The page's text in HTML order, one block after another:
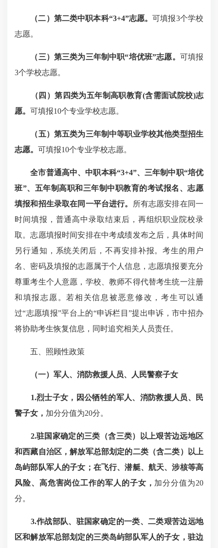
（二）第二类中职本科“3+4”志愿。可填报3个学校
志愿。
（三） 第三类为三年制中职“培优班”志愿。 可填报
3个学校志愿。
（ 四 ）第四类为五年制高职教育(含需面试院校)志
愿。 可填报10个专业学校志愿。
（五）第五类为三年制中等职业学校其他类型招生
志愿。 可填报10个专业学校志愿。
全市普通高中、中职本科“3+4”、三年制中职“培优
班”、五年制高职和三年制中职教育的考试报名、志愿
填报和招生录取在同一平台进行。
所有志愿安排在同一
时间填报，普通高中录取结束后，再组织职业院校录
取。志愿填报时间安排在中考成绩发布之后，具体时间
另行通知，系统关闭后，不再安排补报。考生的用户
名、密码及填报的志愿属于个人信息，志愿填报要充分
尊重考生个人意愿，学校、教师不得代替考生统一注册
和填报志愿。若相关信息被恶意修改，考生可以通
过“志愿填报”平台上的“申诉栏目”提出申诉，市中招办
将协助考生恢复信息，同时追究相关人员责任。
五、照顾性政策
（一）军人、消防救援人员、人民警察子女
1.烈士子女，因公牺牲的军人、消防救援人员、民
警子女， 加分分值为20分。
2.驻国家确定的三类（含三类）以上艰苦边远地区
和西藏自治区，解放军总部划定的二类（含二类）以上
岛屿部队军人的子女；在飞行、潜艇、航天、涉核等高
风险、高危害岗位工作的军人的子女， 加分分值为20
分。
3.作战部队、驻国家确定的一类、二类艰苦边远地
区和解放军总部划定的三类岛屿部队军人的子女，驻边